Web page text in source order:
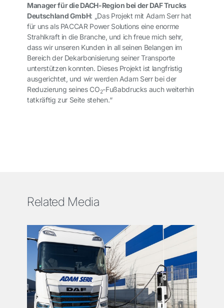
Manager für die DACH-Region bei der DAF Trucks
Deutschland GmbH: „Das Projekt mit Adam Serr hat
für uns als PACCAR Power Solutions eine enorme
Strahlkraft in die Branche, und ich freue mich sehr,
dass wir unseren Kunden in all seinen Belangen im
Bereich der Dekarbonisierung seiner Transporte
unterstützen konnten. Dieses Projekt ist langfristig
ausgerichtet, und wir werden Adam Serr bei der
Reduzierung seines CO2-Fußabdrucks auch weiterhin
tatkräftig zur Seite stehen.“
Related Media